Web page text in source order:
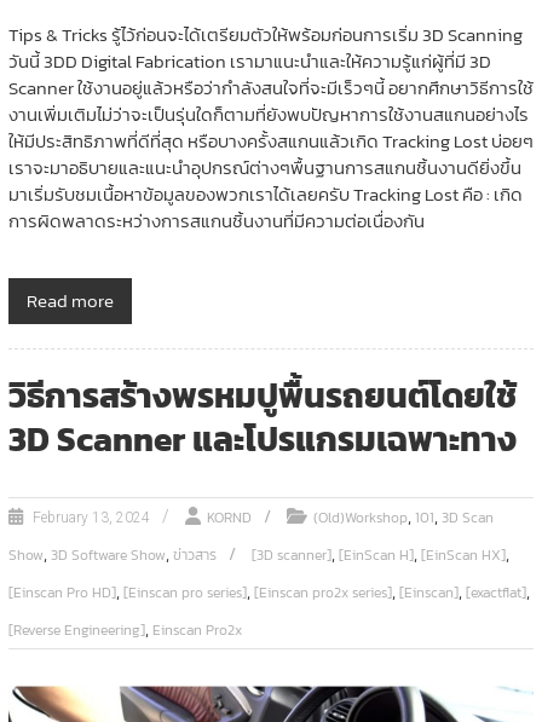
Tips & Tricks รู้ไว้ก่อนจะได้เตรียมตัวให้พร้อมก่อนการเริ่ม 3D Scanning
วันนี้ 3DD Digital Fabrication เรามาแนะนำและให้ความรู้แก่ผู้ที่มี 3D
Scanner ใช้งานอยู่แล้วหรือว่ากำลังสนใจที่จะมีเร็วๆนี้ อยากศึกษาวิธีการใช้
งานเพิ่มเติมไม่ว่าจะเป็นรุ่นใดก็ตามที่ยังพบปัญหาการใช้งานสแกนอย่างไร
ให้มีประสิทธิภาพที่ดีที่สุด หรือบางครั้งสแกนแล้วเกิด Tracking Lost บ่อยๆ
เราจะมาอธิบายและแนะนำอุปกรณ์ต่างๆพื้นฐานการสแกนชิ้นงานดียิ่งขึ้น
มาเริ่มรับชมเนื้อหาข้อมูลของพวกเราได้เลยครับ Tracking Lost คือ : เกิด
การผิดพลาดระหว่างการสแกนชิ้นงานที่มีความต่อเนื่องกัน
Read more
วิธีการสร้างพรหมปูพื้นรถยนต์โดยใช้
3D Scanner และโปรแกรมเฉพาะทาง
February 13, 2024 KORND (Old)Workshop,101,3D Scan
Show,3D Software Show,ข่าวสาร [3D scanner],[EinScan H],[EinScan HX],
[Einscan Pro HD],[Einscan pro series],[Einscan pro2x series],[Einscan],[exactflat],
[Reverse Engineering], Einscan Pro2x